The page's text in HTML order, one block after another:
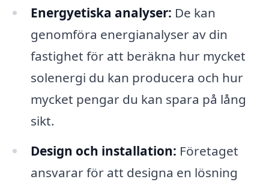
Energyetiska analyser: De kan
genomföra energianalyser av din
fastighet för att beräkna hur mycket
solenergi du kan producera och hur
mycket pengar du kan spara på lång
sikt.
Design och installation: Företaget
ansvarar för att designa en lösning